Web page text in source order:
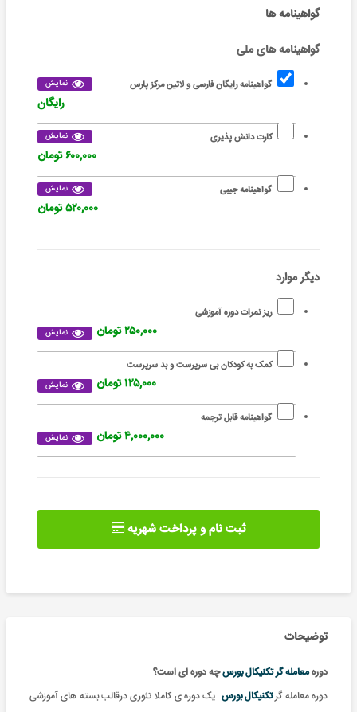
گواهینامه ها
گواهینامه های ملی
گواهینامه رایگان فارسی و لاتین مرکز پارس نمایش
رایگان
کارت دانش پذیری نمایش
۶۰۰,۰۰۰ تومان
گواهینامه جیبی نمایش
۵۲۰,۰۰۰ تومان
دیگر موارد
ریز نمرات دوره آموزشی
نمایش ۲۵۰,۰۰۰ تومان
کمک به کودکان بی سرپرست و بد سرپرست
نمایش ۱۲۵,۰۰۰ تومان
گواهینامه قابل ترجمه
نمایش ۴,۰۰۰,۰۰۰ تومان
ثبت نام و پرداخت شهریه
توضیحات
دورهمعامله گر تکنیکال بورسچه دوره ای است؟
دورهمعامله گر تکنیکال بورس یک دوره ی کاملا تئوری درقالب بسته های آموزشی